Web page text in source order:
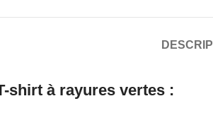
shirt à rayures vertes :